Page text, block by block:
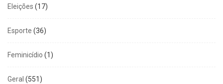
Eleições (17)
Esporte (36)
Feminicídio (1)
Geral (551)